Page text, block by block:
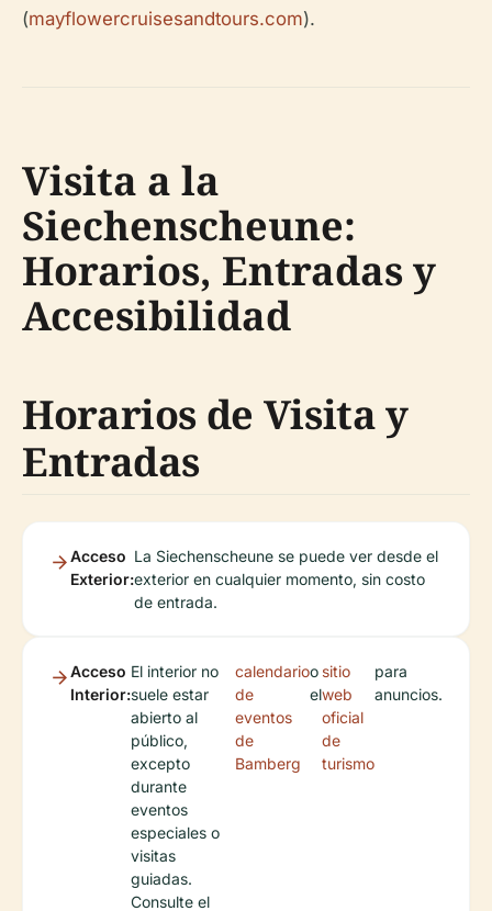
(mayflowercruisesandtours.com).
Visita a la
Siechenscheune:
Horarios, Entradas y
Accesibilidad
Horarios de Visita y
Entradas
Acceso
Exterior:
La Siechenscheune se puede ver desde el
exterior en cualquier momento, sin costo
de entrada.
Acceso
Interior:
El interior no
suele estar
abierto al
público,
excepto
durante
eventos
especiales o
visitas
guiadas.
Consulte el
calendario
de
eventos
de
Bamberg
o
el
sitio
web
oficial
de
turismo
para
anuncios.